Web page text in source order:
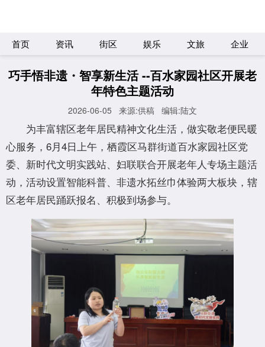
首页 资讯 街区 娱乐 文旅 企业
巧手悟非遗・智享新生活 --百水家园社区开展老
年特色主题活动
2026-06-05 来源:供稿 编辑:陆文
为丰富辖区老年居民精神文化生活，做实敬老便民暖
心服务，6月4日上午，栖霞区马群街道百水家园社区党
委、新时代文明实践站、妇联联合开展老年人专场主题活
动，活动设置智能科普、非遗水拓丝巾体验两大板块，辖
区老年居民踊跃报名、积极到场参与。